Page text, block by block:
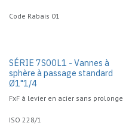
Code Rabais 01
SÉRIE 7S00L1 - Vannes à
sphère à passage standard
Ø1"1/4
FxF à levier en acier sans prolonge
ISO 228/1